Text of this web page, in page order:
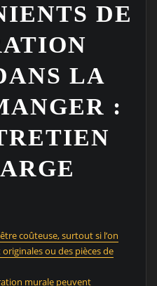
DE
LA
:
coûteuse, surtout si l’on
ou des pièces de
murale peuvent